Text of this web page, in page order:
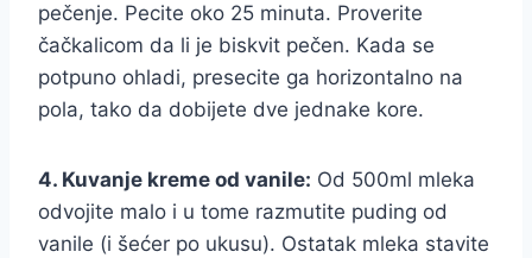
pečenje. Pecite oko 25 minuta. Proverite
čačkalicom da li je biskvit pečen. Kada se
potpuno ohladi, presecite ga horizontalno na
pola, tako da dobijete dve jednake kore.
4. Kuvanje kreme od vanile: Od 500ml mleka
odvojite malo i u tome razmutite puding od
vanile (i šećer po ukusu). Ostatak mleka stavite